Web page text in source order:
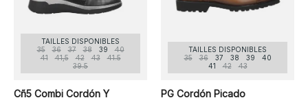
TAILLES DISPONIBLES
35
36 37 38 39
40
41
41,5 42 43
41.5
39.5
Cñ5 Combi Cordón Y
TAILLES DISPONIBLES
35
36 37 38 39
40
41
42 43
PG Cordón Picado